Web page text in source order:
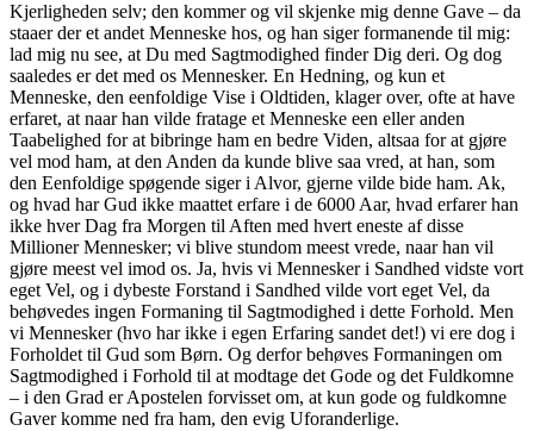
Kjerligheden selv; den kommer og vil skjenke mig denne Gave – da
staaer der et andet Menneske hos, og han siger formanende til mig:
lad mig nu see, at Du med Sagtmodighed finder Dig deri. Og dog
saaledes er det med os Mennesker. En Hedning, og kun et
Menneske, den eenfoldige Vise i Oldtiden, klager over, ofte at have
erfaret, at naar han vilde fratage et Menneske een eller anden
Taabelighed for at bibringe ham en bedre Viden, altsaa for at gjøre
vel mod ham, at den Anden da kunde blive saa vred, at han, som
den Eenfoldige spøgende siger i Alvor, gjerne vilde bide ham. Ak,
og hvad har Gud ikke maattet erfare i de 6000 Aar, hvad erfarer han
ikke hver Dag fra Morgen til Aften med hvert eneste af disse
Millioner Mennesker; vi blive stundom meest vrede, naar han vil
gjøre meest vel imod os. Ja, hvis vi Mennesker i Sandhed vidste vort
eget Vel, og i dybeste Forstand i Sandhed vilde vort eget Vel, da
behøvedes ingen Formaning til Sagtmodighed i dette Forhold. Men
vi Mennesker (hvo har ikke i egen Erfaring sandet det!) vi ere dog i
Forholdet til Gud som Børn. Og derfor behøves Formaningen om
Sagtmodighed i Forhold til at modtage det Gode og det Fuldkomne
– i den Grad er Apostelen forvisset om, at kun gode og fuldkomne
Gaver komme ned fra ham, den evig Uforanderlige.